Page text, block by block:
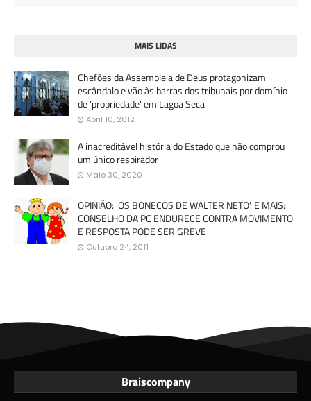
MAIS LIDAS
Chefões da Assembleia de Deus protagonizam
escândalo e vão às barras dos tribunais por domínio
de 'propriedade' em Lagoa Seca
Abril 10, 2012
A inacreditável história do Estado que não comprou
um único respirador
Maio 30, 2020
OPINIÃO: 'OS BONECOS DE WALTER NETO'. E MAIS:
CONSELHO DA PC ENDURECE CONTRA MOVIMENTO
E RESPOSTA PODE SER GREVE
Outubro 24, 2011
Braiscompany